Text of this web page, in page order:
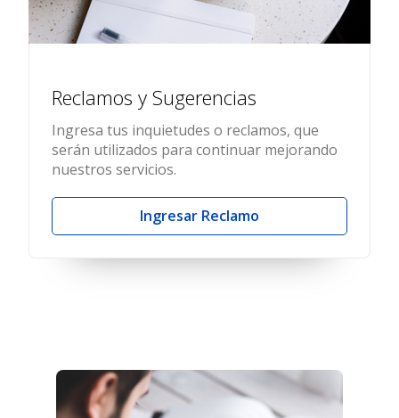
Reclamos y Sugerencias
Ingresa tus inquietudes o reclamos, que
serán utilizados para continuar mejorando
nuestros servicios.
Ingresar Reclamo